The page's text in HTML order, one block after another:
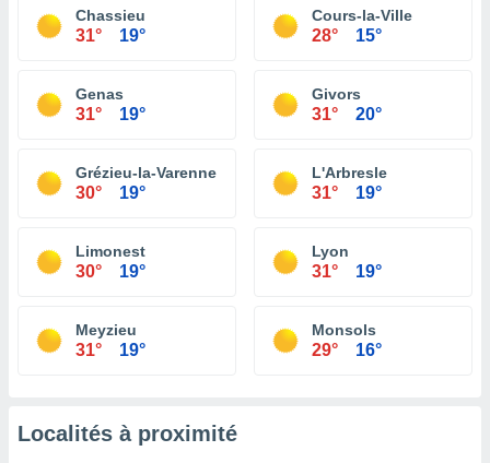
Chassieu
31° 19°
Cours-la-Ville
28° 15°
Genas
31° 19°
Givors
31° 20°
Grézieu-la-Varenne
30° 19°
L'Arbresle
31° 19°
Limonest
30° 19°
Lyon
31° 19°
Meyzieu
31° 19°
Monsols
29° 16°
Localités à proximité